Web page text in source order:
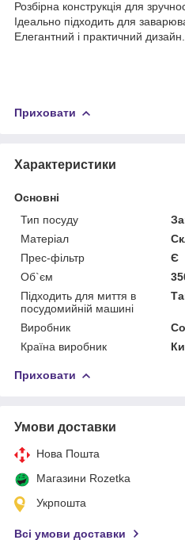
Розбірна конструкція для
Ідеально підходить для
Елегантний і практичний дизайн.
Приховати
Характеристики
Основні
Тип посуду
Матеріал
Прес-фільтр
Є
Об`єм
Підходить для миття в
посудомийній машині
Виробник
Країна виробник
Приховати
Умови доставки
Нова Пошта
Магазини Rozetka
Укрпошта
Всі умови доставки